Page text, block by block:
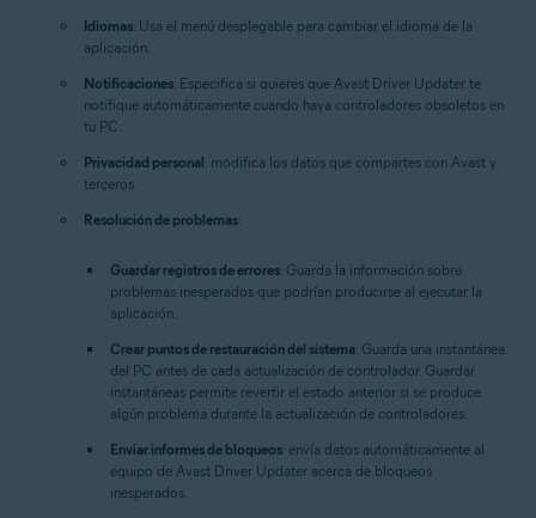
Idiomas: Usa el menú desplegable para cambiar el idioma de la
aplicación.
Notificaciones: Especifica si quieres que Avast Driver Updater te
notifique automáticamente cuando haya controladores obsoletos en
tu PC.
Privacidad personal: modifica los datos que compartes con Avast y
terceros.
Resolución de problemas:
Guardar registros de errores: Guarda la información sobre
problemas inesperados que podrían producirse al ejecutar la
aplicación.
Crear puntos de restauración del sistema: Guarda una instantánea
del PC antes de cada actualización de controlador. Guardar
instantáneas permite revertir el estado anterior si se produce
algún problema durante la actualización de controladores.
Enviar informes de bloqueos: envía datos automáticamente al
equipo de Avast Driver Updater acerca de bloqueos
inesperados.